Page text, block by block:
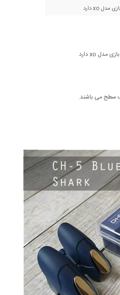
سطح می باشند.